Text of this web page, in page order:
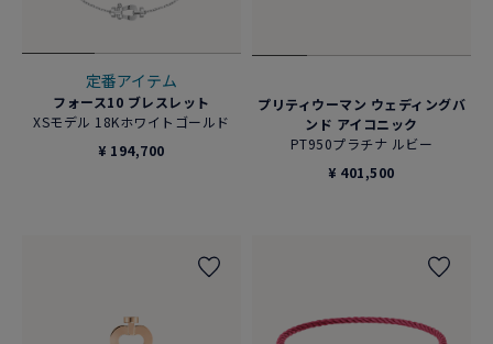
定番アイテム
フォース10 ブレスレット
XSモデル 18Kホワイトゴールド
¥ 194,700
プリティウーマン ウェディングバ
ンド アイコニック
PT950プラチナ ルビー
¥ 401,500